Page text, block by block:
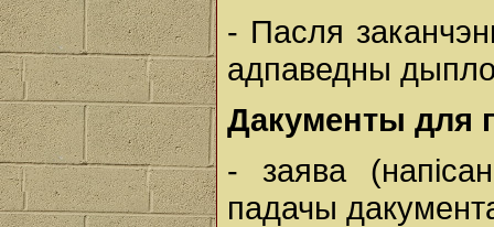
- Пасля
адпаведны
Дакументы для
- заява
падачы